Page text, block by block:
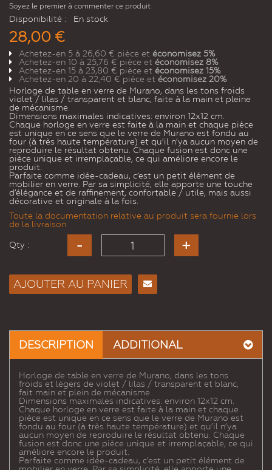
Soyez le premier à commenter ce produit
Disponibilité : En stock
28,00 €
Achetez-en 5 à 26,60 € pièce et économisez 5%
Achetez-en 10 à 25,76 € pièce et économisez 8%
Achetez-en 15 à 23,80 € pièce et économisez 15%
Achetez-en 20 à 22,40 € pièce et économisez 20%
Horloge de table en verre de Murano, dans les tons froids
violet / lilas / transparent et blanc, faite à la main et pleine
de mécanisme.
Dimensions maximales indicatives: environ 12x12 cm.
Chaque horloge en verre est faite à la main et chaque pièce
est unique en ce sens que le verre de Murano est fondu au
four (à très haute température) et qu’il n’ya aucun moyen de
reproduire le résultat obtenu. Chaque fusion est donc une
pièce unique et irremplaçable, ce qui améliore encore le
produit.
Parfaite comme idée-cadeau, c’est un petit élément de
mobilier en verre. Par sa simplicité, elle apporte une touche
d’élégance et de raffinement, confortable / utile, mais aussi
décorative et originale à la fois.
Toute la documentation relative au produit sera fournie lors
de la livraison
Qty :
AJOUTER AU PANIER
DESCRIPTION ADDITIONAL
Horloge de table en verre de Murano, dans les tons
froids et légers de violet / lilas / transparent et blanc,
fait main et plein de mécanisme
Dimensions maximales indicatives: environ 12x12 cm.
Chaque horloge en verre est faite à la main et chaque
pièce est unique en ce sens que le verre de Murano est
fondu au four (à très haute température) et qu’il n’ya
aucun moyen de reproduire le résultat obtenu. Chaque
fusion est donc une pièce unique et irremplaçable, ce qui
améliore encore le produit.
Parfaite comme idée-cadeau, c’est un petit élément de